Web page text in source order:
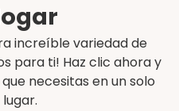
increíble variedad de
para ti! Haz clic ahora y
necesitas en un solo
lugar.